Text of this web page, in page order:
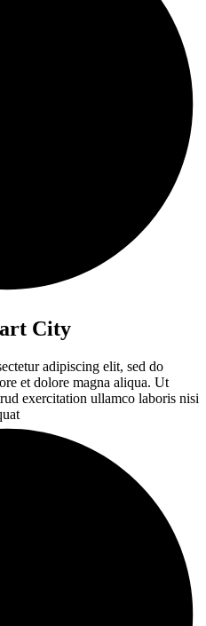
City
adipiscing elit, sed do
et dolore magna aliqua. Ut
exercitation ullamco laboris nisi